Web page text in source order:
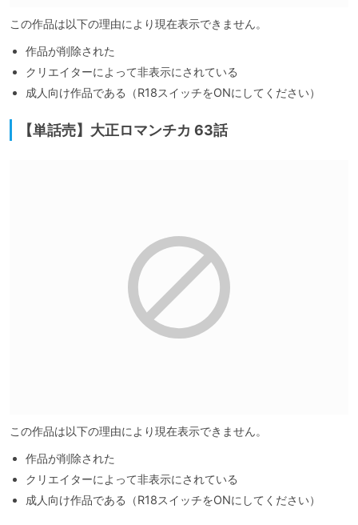
この作品は以下の理由により現在表示できません。
作品が削除された
クリエイターによって非表示にされている
成人向け作品である（R18スイッチをONにしてください）
【単話売】大正ロマンチカ 63話
この作品は以下の理由により現在表示できません。
作品が削除された
クリエイターによって非表示にされている
成人向け作品である（R18スイッチをONにしてください）